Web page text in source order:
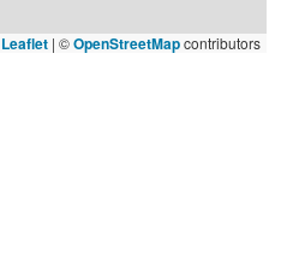
Leaflet | ©OpenStreetMapcontributors